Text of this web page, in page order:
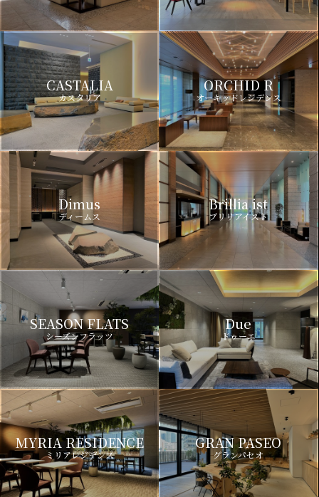
CASTALIA
カスタリア
ORCHID R
オーキッドレジデンス
Dimus
ディームス
Brillia ist
ブリリアイスト
SEASON FLATS
シーズンフラッツ
Due
ドゥーエ
MYRIA RESIDENCE
ミリアレジデンス
GRAN PASEO
グランパセオ